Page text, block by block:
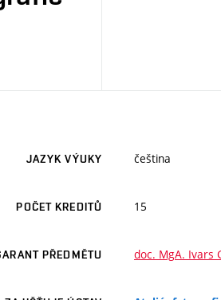
JAZYK VÝUKY čeština
POČET KREDITŮ 15
PŘEDMĚTU doc. MgA. Ivars